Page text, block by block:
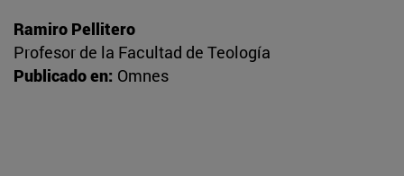
Ramiro Pellitero
Profesor de la Facultad de Teología
Publicado en: Omnes